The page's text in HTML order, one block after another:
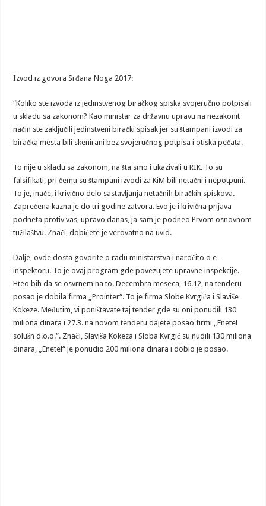
Izvod iz govora Srđana Noga 2017:
“Koliko ste izvoda iz jedinstvenog biračkog spiska svojeručno potpisali
u skladu sa zakonom? Kao ministar za državnu upravu na nezakonit
način ste zaključili jedinstveni birački spisak jer su štampani izvodi za
biračka mesta bili skenirani bez svojeručnog potpisa i otiska pečata.
To nije u skladu sa zakonom, na šta smo i ukazivali u RIK. To su
falsifikati, pri čemu su štampani izvodi za KiM bili netačni i nepotpuni.
To je, inače, i krivično delo sastavljanja netačnih biračkih spiskova.
Zaprećena kazna je do tri godine zatvora. Evo je i krivična prijava
podneta protiv vas, upravo danas, ja sam je podneo Prvom osnovnom
tužilaštvu. Znači, dobićete je verovatno na uvid.
Dalje, ovde dosta govorite o radu ministarstva i naročito o e-
inspektoru. To je ovaj program gde povezujete upravne inspekcije.
Hteo bih da se osvrnem na to. Decembra meseca, 16.12, na tenderu
posao je dobila firma „Prointer“. To je firma Slobe Kvrgića i Slaviše
Kokeze. Međutim, vi poništavate taj tender gde su oni ponudili 130
miliona dinara i 27.3. na novom tenderu dajete posao firmi „Enetel
solušn d.o.o.“. Znači, Slaviša Kokeza i Sloba Kvrgić su nudili 130 miliona
dinara, „Enetel“ je ponudio 200 miliona dinara i dobio je posao.